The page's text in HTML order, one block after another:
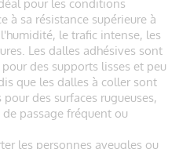
pour les conditions
à sa résistance supérieure à
le trafic intense, les
Les dalles adhésives sont
des supports lisses et peu
que les dalles à coller sont
des surfaces rugueuses,
passage fréquent ou
les personnes aveugles ou